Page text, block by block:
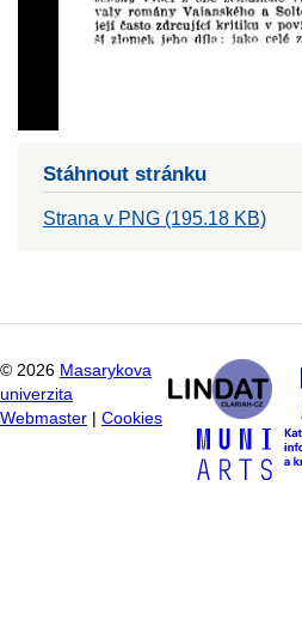
Stáhnout stránku
Strana v PNG (195.18 KB)
© 2026 Masarykova
univerzita
Webmaster
Cookies